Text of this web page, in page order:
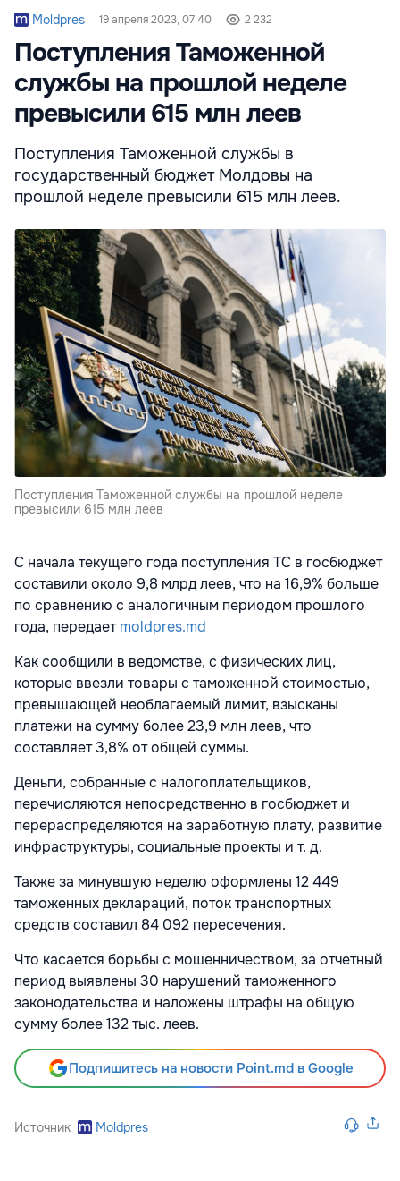
Moldpres 19 апреля 2023, 07:40 2 232
Поступления Таможенной
службы на прошлой неделе
превысили 615 млн леев
Поступления Таможенной службы в
государственный бюджет Молдовы на
прошлой неделе превысили 615 млн леев.
Поступления Таможенной службы на прошлой неделе
превысили 615 млн леев
С начала текущего года поступления ТС в госбюджет
составили около 9,8 млрд леев, что на 16,9% больше
по сравнению с аналогичным периодом прошлого
года, передаетmoldpres.md
Как сообщили в ведомстве, с физических лиц,
которые ввезли товары с таможенной стоимостью,
превышающей необлагаемый лимит, взысканы
платежи на сумму более 23,9 млн леев, что
составляет 3,8% от общей суммы.
Деньги, собранные с налогоплательщиков,
перечисляются непосредственно в госбюджет и
перераспределяются на заработную плату, развитие
инфраструктуры, социальные проекты и т. д.
Также за минувшую неделю оформлены 12 449
таможенных деклараций, поток транспортных
средств составил 84 092 пересечения.
Что касается борьбы с мошенничеством, за отчетный
период выявлены 30 нарушений таможенного
законодательства и наложены штрафы на общую
сумму более 132 тыс. леев.
Подпишитесь на новости Point.md в Google
Источник Moldpres